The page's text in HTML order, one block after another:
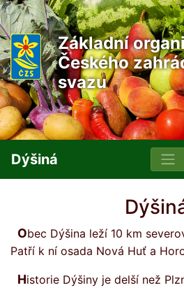
Základní
Českého
svazu
Dýšiná
Obec Dýšina leží 10 km severovýchodně od Plzně.
Patří k ní osada Nová Huť a
Historie Dýšiny je delší než Plzně. Založena byla roku